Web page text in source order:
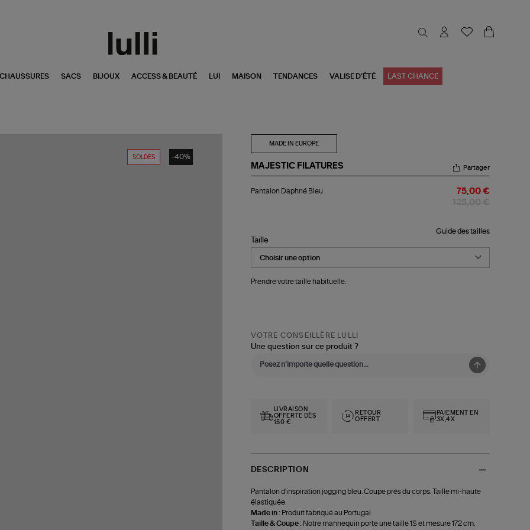
CHAUSSURES SACS BIJOUX ACCESS & BEAUTÉ LUI MAISON TENDANCES VALISE D'ÉTÉ LAST CHANCE
SOLDES -40%
MADE IN EUROPE
MAJESTIC FILATURES
Daphné
Partager
Pantalon Daphné Bleu 75,00 €
Guide des tailles
Taille
Prendre votre taille habituelle.
VOTRE CONSEILLÈRE LULLI
Une question sur ce produit ?
LIVRAISON
OFFERTE DÈS
150 €
RETOUR
OFFERT
PAIEMENT EN
3X,4X
DESCRIPTION
Pantalon d'inspiration jogging bleu. Coupe près du corps. Taille mi-haute
élastiquée.
Made in : Produit fabriqué au Portugal.
Taille & Coupe : Notre mannequin porte une taille 1S et mesure 172 cm.